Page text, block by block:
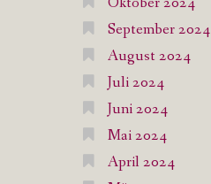
September 2024
August 2024
Juli 2024
Juni 2024
Mai 2024
April 2024